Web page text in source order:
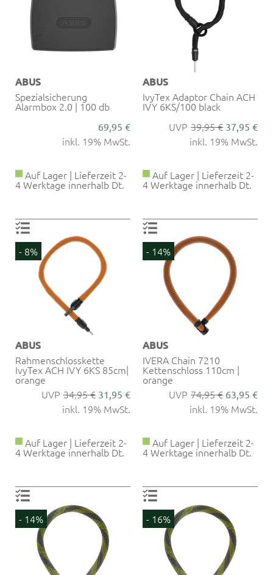
ABUS
Spezialsicherung
Alarmbox 2.0 | 100 db
69,95 €
inkl. 19% MwSt.
Auf Lager | Lieferzeit 2-
4 Werktage innerhalb Dt.
ABUS
IvyTex Adaptor Chain ACH
IVY 6KS/100 black
39,95 € 37,95 €
inkl. 19% MwSt.
Auf Lager | Lieferzeit 2-
4 Werktage innerhalb Dt.
- 8%
ABUS
Rahmenschlosskette
IvyTex ACH IVY 6KS 85cm|
orange
34,95 € 31,95 €
inkl. 19% MwSt.
Auf Lager | Lieferzeit 2-
4 Werktage innerhalb Dt.
- 14%
ABUS
IVERA Chain 7210
Kettenschloss 110cm |
orange
74,95 € 63,95 €
inkl. 19% MwSt.
Auf Lager | Lieferzeit 2-
4 Werktage innerhalb Dt.
- 14% - 16%